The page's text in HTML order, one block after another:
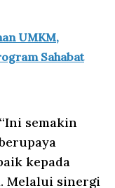
UMKM,
Sahabat
semakin
kepada
Melalui sinergi